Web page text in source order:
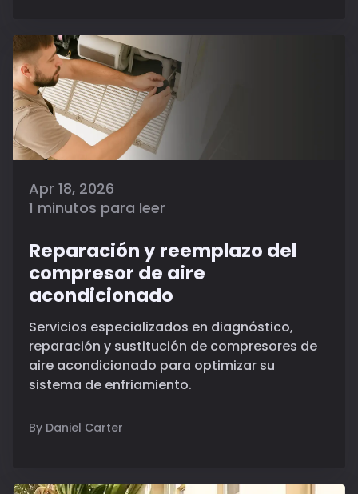
Apr 18, 2026
1 minutos para leer
Reparación y reemplazo del
compresor de aire
acondicionado
Servicios especializados en diagnóstico,
reparación y sustitución de compresores de
aire acondicionado para optimizar su
sistema de enfriamiento.
By Daniel Carter